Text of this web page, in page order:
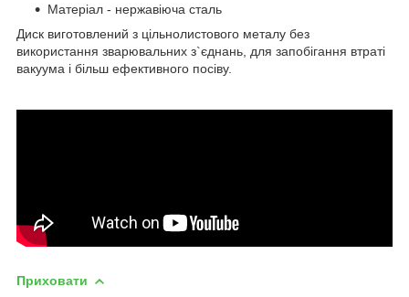
Матеріал - нержавіюча сталь
Диск виготовлений з цільнолистового металу без
використання зварювальних з`єднань, для запобігання втраті
вакуума і більш ефективного посіву.
Приховати